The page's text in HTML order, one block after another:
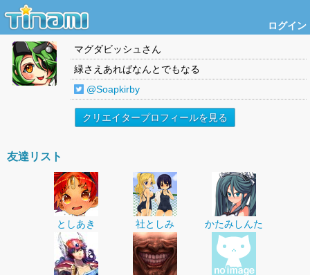
ログイン
マグダビッシュ さん
緑さえあればなんとでもなる
@Soapkirby
クリエイタープロフィールを見る
友達リスト
としあき 社としみ かたみしんた